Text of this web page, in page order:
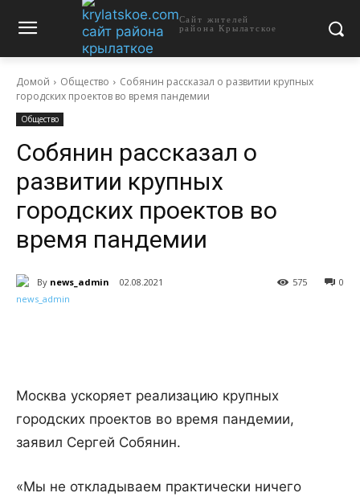
Сайт жителей
района Крылатское
Домой Общество
Собянин рассказал о развитии крупных
городских проектов во время пандемии
Общество
Собянин рассказал о
развитии крупных
городских проектов во
время пандемии
By news_admin 02.08.2021 0
575
Москва ускоряет реализацию крупных
городских проектов во время пандемии,
заявил Сергей Собянин.
«Мы не откладываем практически ничего